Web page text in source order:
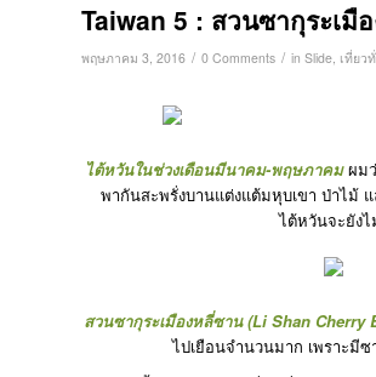
Taiwan 5 : สวนซากุระเมื
พฤษภาคม 3, 2016 / 0 Comments / in Slide, เที่ยว
ไต้หวันในช่วงเดือนมีนาคม-พฤษภาคม ผม
พากันสะพรั่งบานแต่งแต้มหุบเขา ป่าไม้
ไต้หวันจะยังไ
สวนซากุระเมืองหลี่ซาน (Li Shan Cherry
ไปเยือนจำนวนมาก เพราะ